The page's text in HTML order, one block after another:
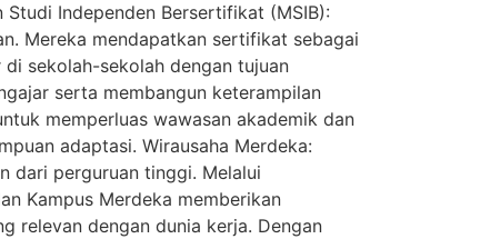
Independen Bersertifikat (MSIB):
Mereka mendapatkan sertifikat sebagai
sekolah-sekolah dengan tujuan
serta membangun keterampilan
memperluas wawasan akademik dan
adaptasi. Wirausaha Merdeka:
dari perguruan tinggi. Melalui
Kampus Merdeka memberikan
relevan dengan dunia kerja. Dengan